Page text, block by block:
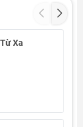
Xa